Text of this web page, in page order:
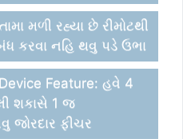
મળી રહ્યા છે રીમોટથી
કરવા નહિ થવુ પડે ઉભા
Feature: હવે 4
શકાસે 1 જ
ફીચર